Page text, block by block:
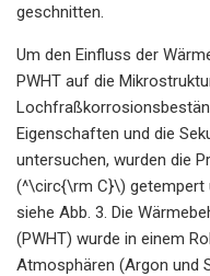
geschnitten.
Um den Einfluss der
PWHT auf die
Eigenschaften und die
untersuchen, wurden die
(^\circ{\rm C}\) getempert
siehe Abb. 3. Die
(PWHT) wurde in einem
Atmosphären (Argon und